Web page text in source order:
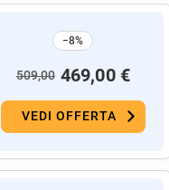
−8%
509,00 469,00 €
VEDI OFFERTA